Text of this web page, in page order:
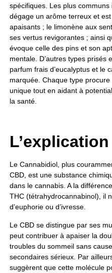
spécifiques. Les plus
dégage un arôme terreux et
apaisants ; le limonène aux
ses vertus revigorantes ; ainsi
évoque celle des pins et son
mentale. D’autres types prisés
parfum frais d’eucalyptus et le
marquée. Chaque type
unique tout en aidant à
la santé.
Le Cannabidiol, plus
CBD, est une substance
dans le cannabis. A la
THC (tétrahydrocannabinol), il
d’euphorie ou d’ivresse.
Le CBD se distingue par ses
peut contribuer à apaiser la
troubles du sommeil sans
secondaires sérieux. Par
suggèrent que cette molécule